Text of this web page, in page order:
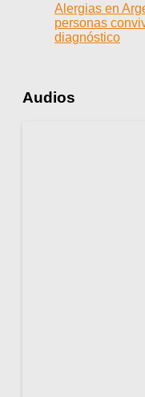
Alergias en
personas
diagnóstico
Audios